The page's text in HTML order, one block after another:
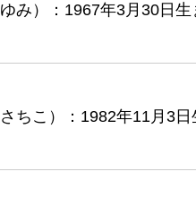
み）：1967年3月30日
ちこ）：1982年11月3